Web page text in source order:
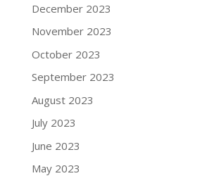
December 2023
November 2023
October 2023
September 2023
August 2023
July 2023
June 2023
May 2023